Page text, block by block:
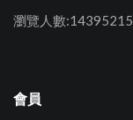
瀏覽人數:14395215
會員